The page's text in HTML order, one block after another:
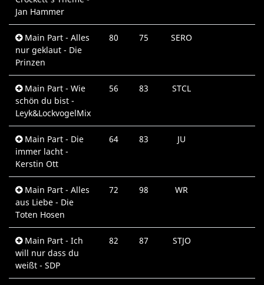
Jan Hammer
Main Part - Alles
nur geklaut - Die
Prinzen
80 75 SERO
Main Part - Wie
schön du bist -
Leyk&LockvogelMix
56 83 STCL
Main Part - Die
immer lacht -
Kerstin Ott
64 83 JU
Main Part - Alles
aus Liebe - Die
Toten Hosen
72 98 WR
Main Part - Ich
will nur dass du
weißt - SDP
82 87 STJO